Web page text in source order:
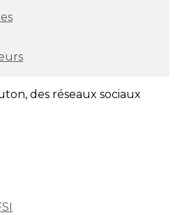
des réseaux sociaux